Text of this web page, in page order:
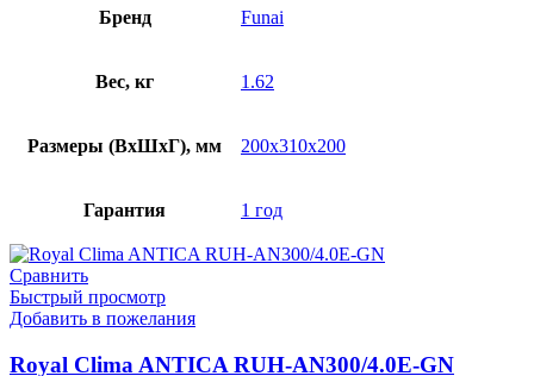
Бренд Funai
Вес, кг 1.62
Размеры (ВхШхГ), мм 200x310x200
Гарантия 1 год
Сравнить
Быстрый просмотр
Добавить в пожелания
Royal Clima ANTICA RUH-AN300/4.0E-GN